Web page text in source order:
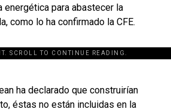
energética para abastecer la
como lo ha confirmado la CFE.
SCROLL TO CONTINUE READING.
id="243463"]
ha declarado que construirían
éstas no están incluidas en la